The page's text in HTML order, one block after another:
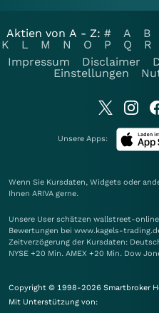
Aktien von A - Z: # A B
K
L M N O P Q R
Impressum
Disclaimer
Einstellungen
Unsere Apps:
Wenn Sie Kursdaten, Widgets oder
Ihnen ARIVA gerne.
Unsere User schätzen wallstreet-
Bewertungen bei www.kagels-
Zeitverzögerung der Kursdaten:
NYSE +20 Min. AMEX +20 Min. Dow
Copyright © 1998-2026 Smartbroker
Mit Unterstützung von: